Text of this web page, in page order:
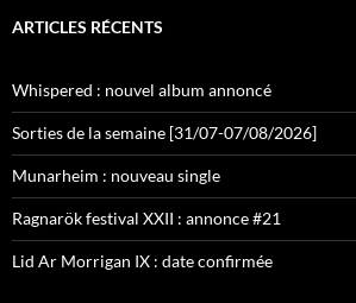
ARTICLES RÉCENTS
Whispered : nouvel album annoncé
Sorties de la semaine [31/07-07/08/2026]
Munarheim : nouveau single
Ragnarök festival XXII : annonce #21
Lid Ar Morrigan IX : date confirmée